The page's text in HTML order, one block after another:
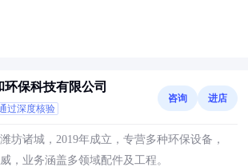
环保科技有限公司
过深度核验
咨询 进店
坊诸城，2019年成立，专营多种环保设备，
，业务涵盖多领域配件及工程。